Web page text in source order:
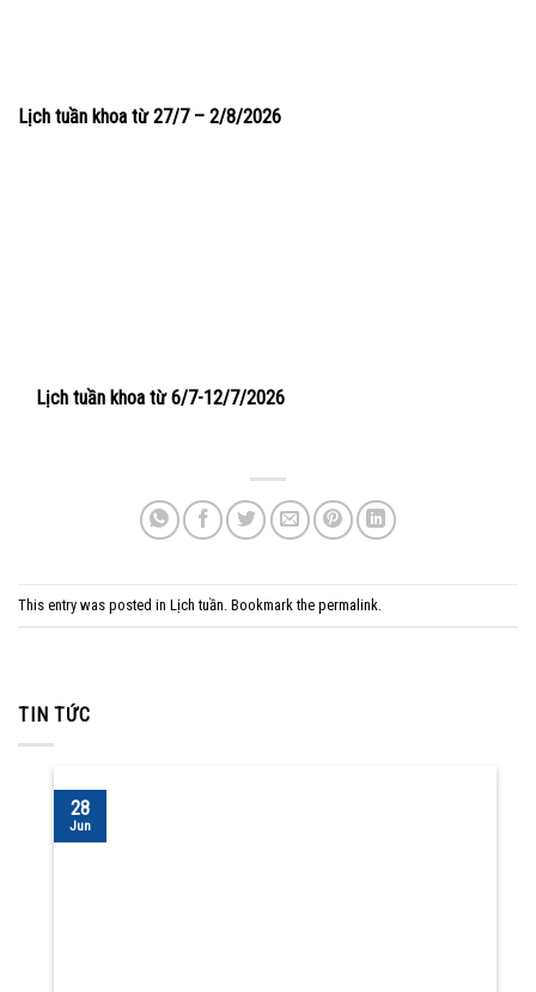
Lịch tuần khoa từ 27/7 – 2/8/2026
Lịch tuần khoa từ 6/7-12/7/2026
This entry was posted in Lịch tuần . Bookmark the permalink
TIN TỨC
28
Jun